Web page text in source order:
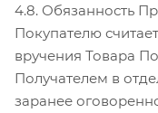
4.8. Обязанность
Покупателю
вручения Товара
Получателем в
заранее